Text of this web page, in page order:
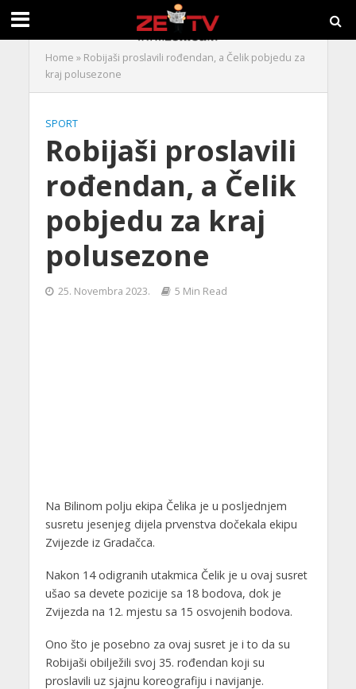
Home » Robijaši proslavili rođendan, a Čelik pobjedu za
kraj polusezone
SPORT
Robijaši proslavili
rođendan, a Čelik
pobjedu za kraj
polusezone
25. Novembra 2023. 5 Min Read
Na Bilinom polju ekipa Čelika je u posljednjem
susretu jesenjeg dijela prvenstva dočekala ekipu
Zvijezde iz Gradačca.
Nakon 14 odigranih utakmica Čelik je u ovaj susret
ušao sa devete pozicije sa 18 bodova, dok je
Zvijezda na 12. mjestu sa 15 osvojenih bodova.
Ono što je posebno za ovaj susret je i to da su
Robijaši obilježili svoj 35. rođendan koji su
proslavili uz sjajnu koreografiju i navijanje.